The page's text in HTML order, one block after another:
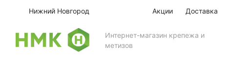
Нижний Новгород Акции Доставка
Интернет-магазин крепежа и
метизов